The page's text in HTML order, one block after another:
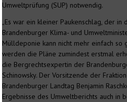
Umweltprüfung (SUP) notwendig.
„Es war ein kleiner Paukenschlag, der
Brandenburger Klima- und
Mülldeponie kann nicht mehr einfach so
werden die Pläne zumindest erstmal
die Bergrechtsexpertin der
Schinowsky. Der Vorsitzende der
Brandenburger Landtag Benjamin
Ergebnisse des Umweltberichts auch in